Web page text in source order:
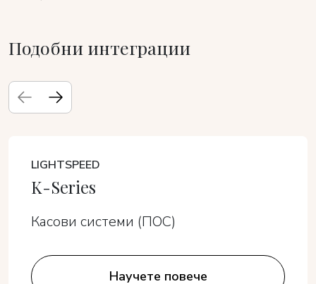
Подобни интеграции
LIGHTSPEED
K-Series
Касови системи (ПОС)
Научете повече